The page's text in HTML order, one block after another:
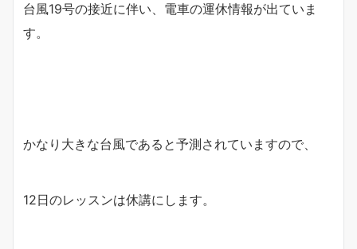
台風19号の接近に伴い、電車の運休情報が出ていま
す。
かなり大きな台風であると予測されていますので、
12日のレッスンは休講にします。